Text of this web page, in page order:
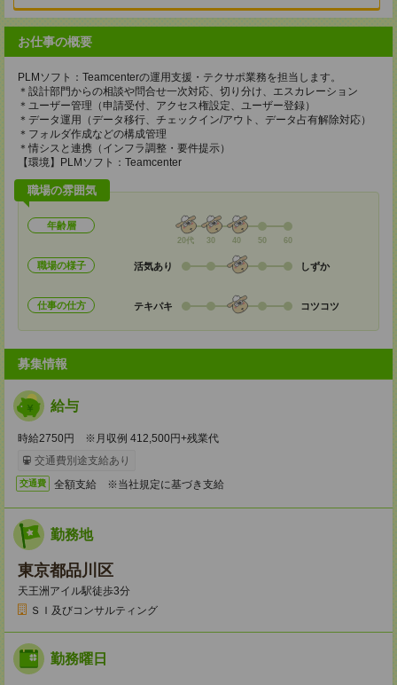
お仕事の概要
PLMソフト：Teamcenterの運用支援・テクサポ業務を担当します。
＊設計部門からの相談や問合せ一次対応、切り分け、エスカレーション
＊ユーザー管理（申請受付、アクセス権設定、ユーザー登録）
＊データ運用（データ移行、チェックイン/アウト、データ占有解除対応）
＊フォルダ作成などの構成管理
＊情シスと連携（インフラ調整・要件提示）
【環境】PLMソフト：Teamcenter
職場の雰囲気
年齢層
20代 30 40 50 60
職場の様子 活気あり しずか
仕事の仕方 テキパキ コツコツ
募集情報
給与
時給2750円 ※月収例 412,500円+残業代
交通費別途支給あり
交通費 全額支給 ※当社規定に基づき支給
勤務地
東京都品川区
天王洲アイル駅徒歩3分
ＳＩ及びコンサルティング
勤務曜日